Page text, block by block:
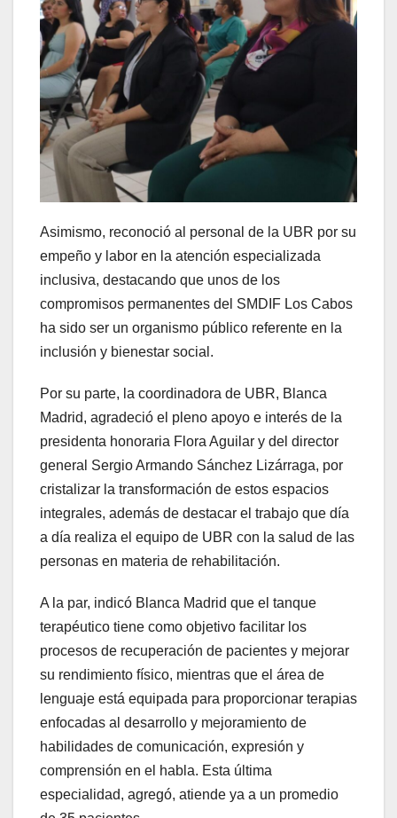
Asimismo, reconoció al personal de la UBR por su
empeño y labor en la atención especializada
inclusiva, destacando que unos de los
compromisos permanentes del SMDIF Los Cabos
ha sido ser un organismo público referente en la
inclusión y bienestar social.
Por su parte, la coordinadora de UBR, Blanca
Madrid, agradeció el pleno apoyo e interés de la
presidenta honoraria Flora Aguilar y del director
general Sergio Armando Sánchez Lizárraga, por
cristalizar la transformación de estos espacios
integrales, además de destacar el trabajo que día
a día realiza el equipo de UBR con la salud de las
personas en materia de rehabilitación.
A la par, indicó Blanca Madrid que el tanque
terapéutico tiene como objetivo facilitar los
procesos de recuperación de pacientes y mejorar
su rendimiento físico, mientras que el área de
lenguaje está equipada para proporcionar terapias
enfocadas al desarrollo y mejoramiento de
habilidades de comunicación, expresión y
comprensión en el habla. Esta última
especialidad, agregó, atiende ya a un promedio